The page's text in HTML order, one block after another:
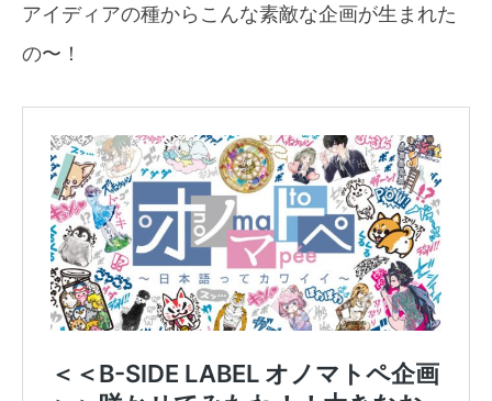
アイディアの種からこんな素敵な企画が生まれた
の〜！